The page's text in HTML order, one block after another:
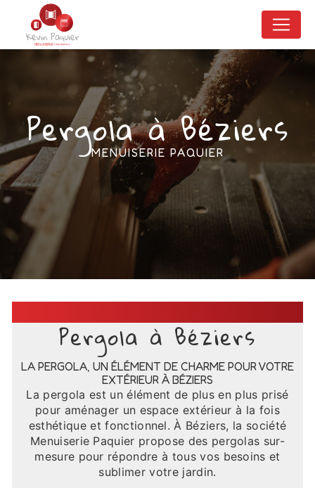
Pergola à Béziers
MENUISERIE PAQUIER
Pergola à Béziers
LA PERGOLA, UN ÉLÉMENT DE CHARME POUR VOTRE
EXTÉRIEUR À BÉZIERS
La pergola est un élément de plus en plus prisé
pour aménager un espace extérieur à la fois
esthétique et fonctionnel. À Béziers, la société
Menuiserie Paquier propose des pergolas sur-
mesure pour répondre à tous vos besoins et
sublimer votre jardin.
Panneau de gestion des cookies